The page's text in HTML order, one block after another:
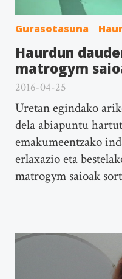
Gurasotasuna
Haurdun
matrogym
2016-04-25
Uretan egindako
dela abiapuntu
emakumeentzako
erlaxazio eta
matrogym saioak